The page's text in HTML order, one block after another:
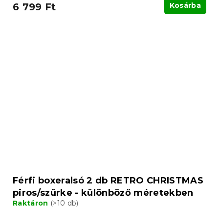
6 799 Ft Kosárba
Férfi boxeralsó 2 db RETRO CHRISTMAS
piros/szürke - különböző méretekben
Raktáron (>10 db)